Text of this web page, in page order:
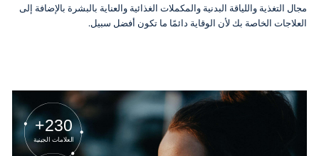
مجال التغذية واللياقة البدنية والمكملات الغذائية والعناية بالبشرة بالإضافة إلى
العلاجات الخاصة بك لأن الوقاية دائمًا ما تكون أفضل سبيل.
230+
العلامات الجينية